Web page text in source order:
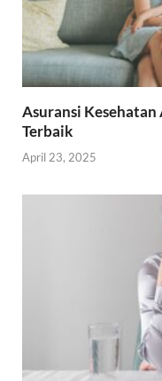
Asuransi
Terbaik
April 23, 2025